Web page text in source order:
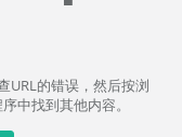
URL的错误，然后按浏
中找到其他内容。